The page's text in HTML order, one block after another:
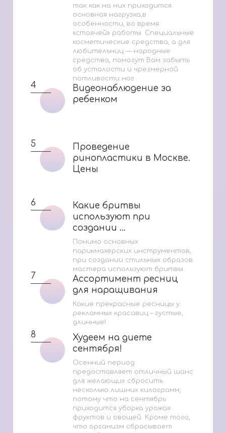
так как на них приходится
основная нагрузка,в
особенности, во время
«стоячей» работы. Специальные
косметические средства, а для
любительниц — народные
средства, помогут Вам забыть
об усталости и чрезмерной
потливости ног
4
Видеонаблюдение за
ребенком
Видеонаблюдение за
ребенком
5
Проведение
ринопластики в Москве.
Цены
Проведение
ринопластики в Москве.
Цены
6
Какие бритвы
используют при
создании ...
Какие бритвы
используют при
создании ...
Помимо основных
парикмахерских инструментов,
при создании стильных образов
мастера используют бритвы.
7
Ассортимент ресниц
для наращивания
Ассортимент ресниц
для наращивания
Какие прекрасные ресницы у
рекламных красавиц – густые,
длинные!
8
Худеем на диете
сентября!
Худеем на диете
сентября!
Осенний период
предоставляет отличный шанс
для желающих сбросить
несколько лишних килограмм,
потому что на сентябрь
приходится уборка урожая
фруктов и овощей. Кроме того,
что организм сбрасывает